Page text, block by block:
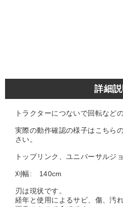
詳細説
トラクターにつないで回転など
実際の動作確認の様子はこちら
さい。
トップリンク、ユニバーサルジ
刈幅: 140cm
刃は現状です。
経年と使用によるサビ、傷、汚